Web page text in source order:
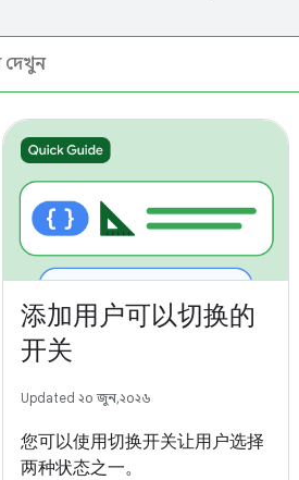
添加用户可以切换的
开关
Updated ২০ জুন, ২০২৬
您可以使用切换开关让用户选择
两种状态之一。